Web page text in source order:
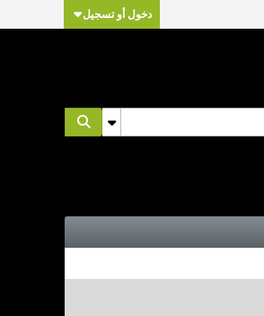
دخول أو تسجيل